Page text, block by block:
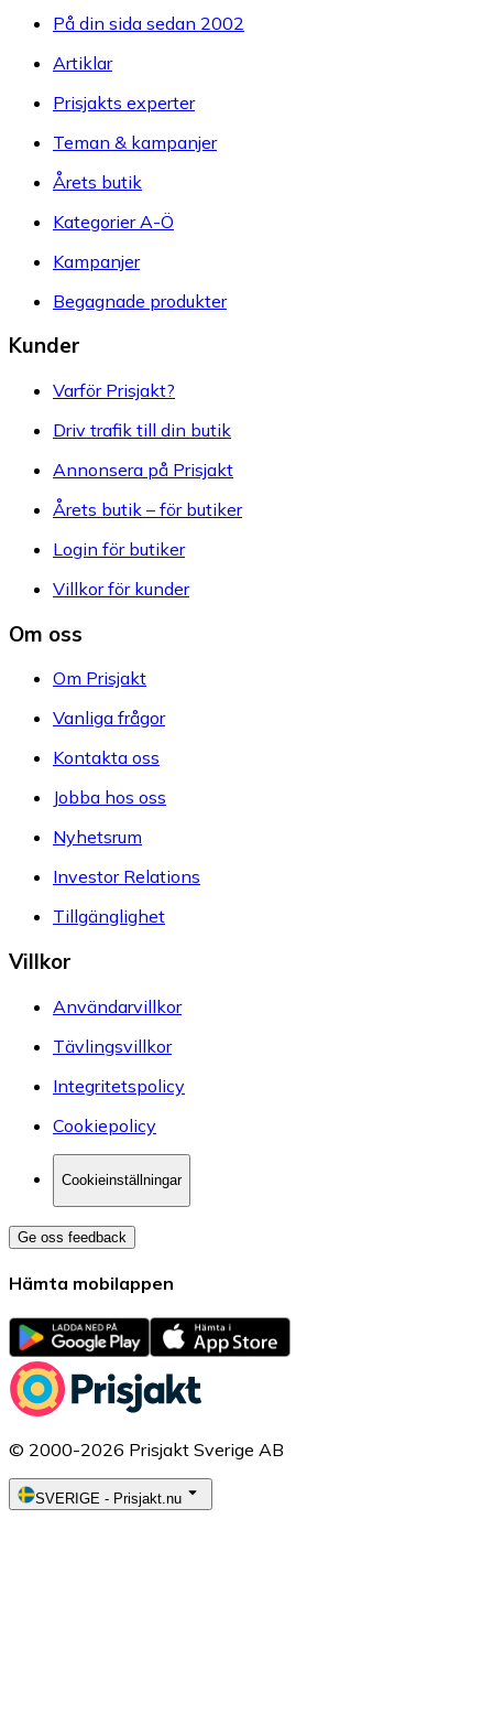
På din sida sedan 2002
Artiklar
Prisjakts experter
Teman & kampanjer
Årets butik
Kategorier A-Ö
Kampanjer
Begagnade produkter
Kunder
Varför Prisjakt?
Driv trafik till din butik
Annonsera på Prisjakt
Årets butik – för butiker
Login för butiker
Villkor för kunder
Om oss
Om Prisjakt
Vanliga frågor
Kontakta oss
Jobba hos oss
Nyhetsrum
Investor Relations
Tillgänglighet
Villkor
Användarvillkor
Tävlingsvillkor
Integritetspolicy
Cookiepolicy
Cookieinställningar
Ge oss feedback
Hämta mobilappen
© 2000-2026 Prisjakt Sverige AB
SVERIGE - Prisjakt.nu